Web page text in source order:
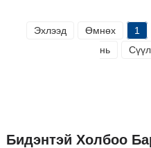
Эхлээд Өмнөх 1
нь
Бидэнтэй Холбоо